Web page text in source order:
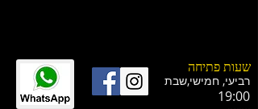
שעות פתיחה
רביעי, חמישי,שבת
19:00